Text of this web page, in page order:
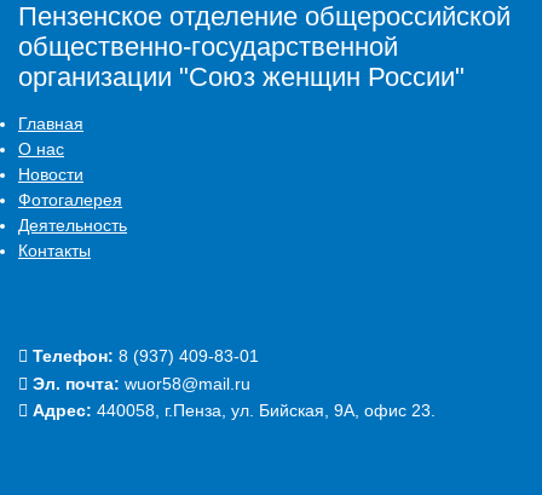
Пензенское отделение общероссийской
общественно-государственной
организации "Союз женщин России"
Главная
О нас
Новости
Фотогалерея
Деятельность
Контакты
Телефон: ‭8 (937) 409-83-01‬
Эл. почта: wuor58@mail.ru
Адрес: 440058, г.Пенза, ул. Бийская, 9А, офис 23.